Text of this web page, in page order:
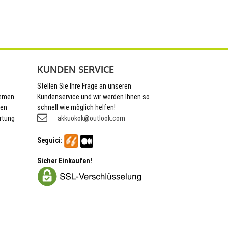
KUNDEN SERVICE
Stellen Sie Ihre Frage an unseren
Kundenservice und wir werden Ihnen so
schnell wie möglich helfen!
akkuokok@outlook.com
Seguici:
Sicher Einkaufen!